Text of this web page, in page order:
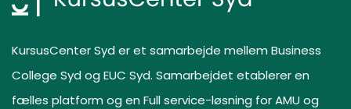
KursusCenter Syd er et samarbejde mellem Business
College Syd og EUC Syd. Samarbejdet etablerer en
fælles platform og en Full service-løsning for AMU og